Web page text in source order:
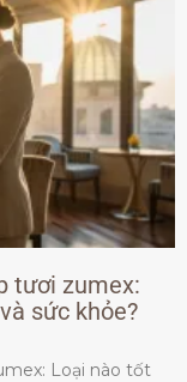
tươi zumex:
sức khỏe?
Loại nào tốt